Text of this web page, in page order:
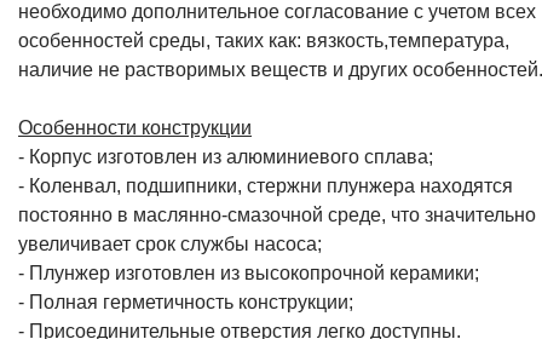
необходимо дополнительное согласование с учетом всех
особенностей среды, таких как: вязкость,температура,
наличие не растворимых веществ и других особенностей.
Особенности конструкции
- Корпус изготовлен из алюминиевого сплава;
- Коленвал, подшипники, стержни плунжера находятся
постоянно в маслянно-смазочной среде, что значительно
увеличивает срок службы насоса;
- Плунжер изготовлен из высокопрочной керамики;
- Полная герметичность конструкции;
- Присоединительные отверстия легко доступны.